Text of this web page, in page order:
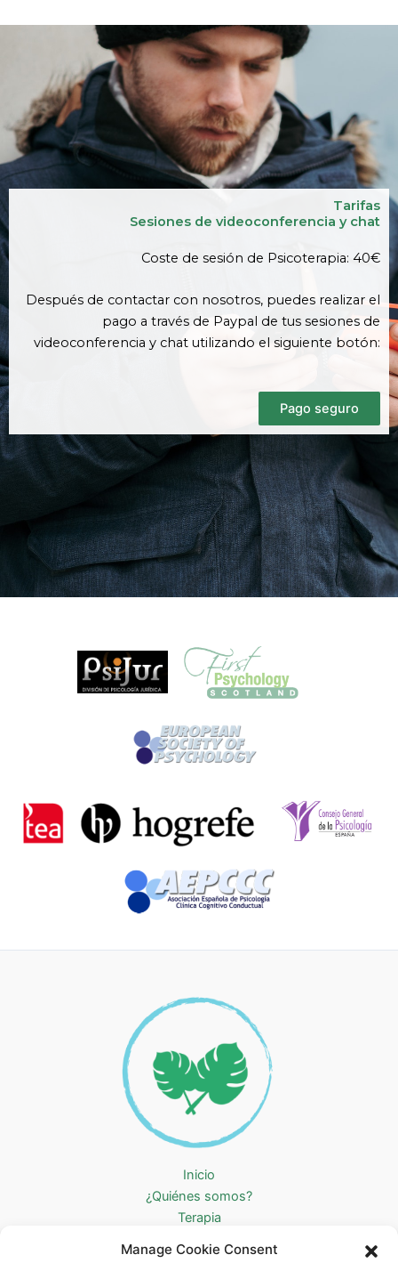
Manage Cookie Consent
Tarifas
Sesiones de videoconferencia y chat
Coste de sesión de Psicoterapia: 40€
Después de contactar con nosotros, puedes realizar el
pago a través de Paypal de tus sesiones de
videoconferencia y chat utilizando el siguiente botón:
Inicio
¿Quiénes somos?
Terapia
BLOG